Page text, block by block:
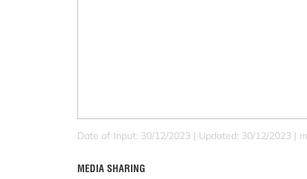
Date of Input: 30/12/2023 | Updated: 30/12/2023 |
MEDIA SHARING